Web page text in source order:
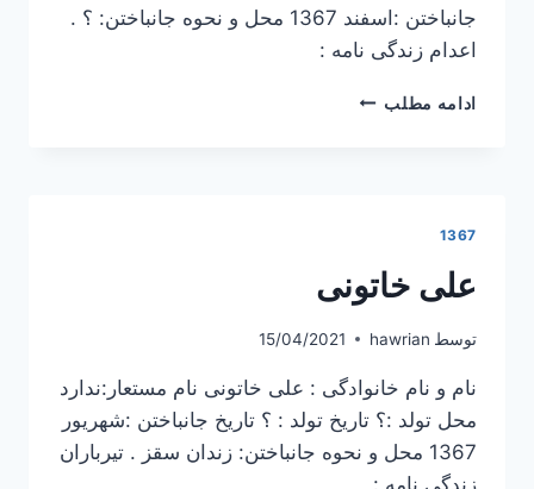
جانباختن :اسفند 1367 محل و نحوه جانباختن: ؟ .
اعدام زندگی نامه :
ادامه مطلب علی
1367
علی خاتونی
توسط hawrian
15/04/2021
نام و نام خانوادگی : علی خاتونی نام مستعار:ندارد
محل تولد :؟ تاریخ تولد : ؟ تاریخ جانباختن :شهریور
1367 محل و نحوه جانباختن: زندان سقز . تیرباران
زندگی نامه :